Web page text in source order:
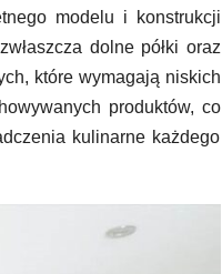
modelu i konstrukcji
dolne półki oraz
które wymagają niskich
produktów, co
kulinarne każdego